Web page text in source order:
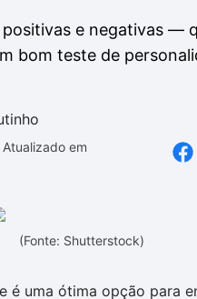
e negativas —
bom teste de
Atualizado em
(Fonte: Shutterstock)
é uma ótima opção para